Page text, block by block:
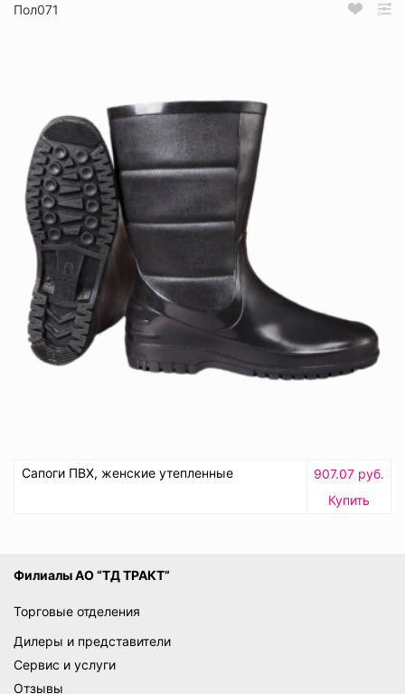
Пол071
Сапоги ПВХ, женские утепленные
907.07 руб.
Купить
Филиалы АО “ТД ТРАКТ”
Торговые отделения
Дилеры и представители
Сервис и услуги
Отзывы